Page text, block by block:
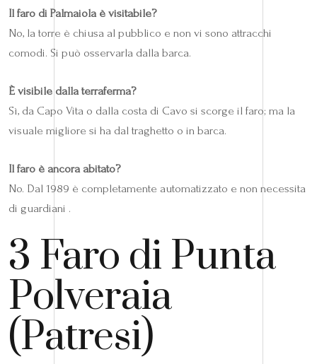
Il faro di Palmaiola è visitabile?
No, la torre è chiusa al pubblico e non vi sono attracchi
comodi. Si può osservarla dalla barca.
È visibile dalla terraferma?
Sì, da Capo Vita o dalla costa di Cavo si scorge il faro; ma la
visuale migliore si ha dal traghetto o in barca.
Il faro è ancora abitato?
No. Dal 1989 è completamente automatizzato e non necessita
di guardiani .
3 Faro di Punta
Polveraia
(Patresi)